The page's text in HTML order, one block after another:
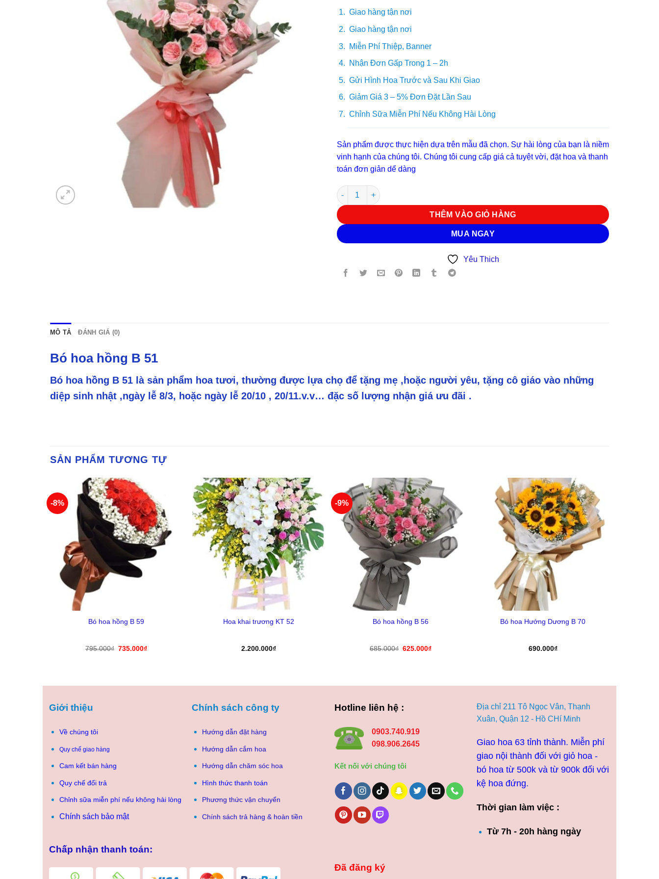
600.000₫.
Giao hàng tận nơi
Giao hàng tận nơi
Miễn Phí Thiệp, Banner
Nhận Đơn Gấp Trong 1 – 2h
Gửi Hình Hoa Trước và Sau Khi Giao
Giảm Giá 3 – 5% Đơn Đặt Lần Sau
Chỉnh Sữa Miễn Phí Nếu Không Hài Lòng
Sản phẩm được thực hiện dựa trên mẫu đã chọn. Sự hài lòng của bạn là niềm
vinh hạnh của chúng tôi. Chúng tôi cung cấp giá cả tuyệt vời, đặt hoa và thanh
toán đơn giản dể dàng
Bó hoa hồng B 51 số lượng
THÊM VÀO GIỎ HÀNG
MUA NGAY
Yêu Thich
MÔ TẢ ĐÁNH GIÁ (0)
Bó hoa hồng B 51
Bó hoa hồng B 51 là sản phẩm hoa tươi, thường được lựa chọ để tặng mẹ ,hoặc người yêu, tặng cô giáo vào những
diệp sinh nhật ,ngày lễ 8/3, hoặc ngày lễ 20/10 , 20/11.v.v… đặc số lượng nhận giá ưu đãi .
SẢN PHẨM TƯƠNG TỰ
-8%
Yêu
Thich
Bó hoa hồng B 59
795.000₫ Giá
735.000₫Giá
Yêu
Thich
Hoa khai trương KT 52
2.200.000₫
-9%
Yêu
Thich
Bó hoa hồng B 56
685.000₫ Giá
625.000₫Giá
Yêu
Thich
Bó hoa Hướng Dương B 70
690.000₫
Giới thiệu
Về chúng tôi
Quy chế giao hàng
Cam kết bán hàng
Quy chế đổi trả
Chỉnh sữa miễn phí nếu không hài lòng
Chính sách bảo mật
Chính sách công ty
Hướng dẫn đặt hàng
Hướng dẫn cắm hoa
Hướng dẫn chăm sóc hoa
Hình thức thanh toán
Phương thức vận chuyển
Chính sách trả hàng & hoàn tiền
Chấp nhận thanh toán:
Hotline liên hệ :
0903.740.919
098.906.2645
Kết nối với chúng tôi
Đã đăng ký
Địa chỉ 211 Tô Ngọc Vân, Thạnh
Xuân, Quận 12 - Hồ CHí Minh
Giao hoa 63 tỉnh thành. Miễn phí
giao nội thành đối với giỏ hoa -
bó hoa từ 500k và từ 900k đối với
kệ hoa đứng.
Thời gian làm việc :
Từ 7h - 20h hàng ngày